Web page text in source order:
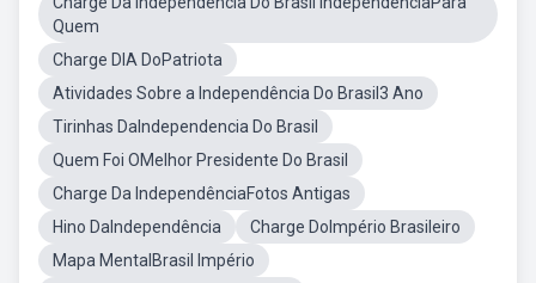
Quem
Charge DIA DoPatriota
Atividades Sobre a Independência Do Brasil3 Ano
Tirinhas DaIndependencia Do Brasil
Quem Foi OMelhor Presidente Do Brasil
Charge Da IndependênciaFotos Antigas
Hino DaIndependência
Charge DoImpério Brasileiro
Mapa MentalBrasil Império